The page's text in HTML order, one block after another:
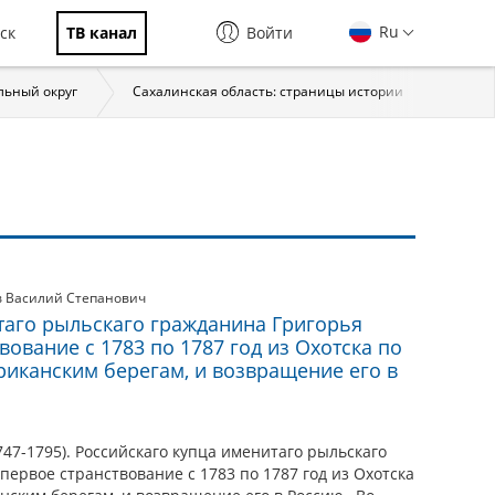
ТВ канал Ru
Войти
округ Сахалинская область: страницы истории
Василий Степанович
рыльскаго гражданина Григорья
с 1783 по 1787 год из Охотска по
берегам, и возвращение его в
1795). Российскаго купца именитаго рыльскаго
странствование с 1783 по 1787 год из Охотска